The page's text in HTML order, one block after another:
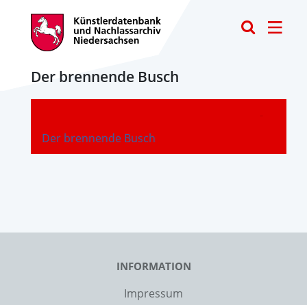
Der brennende Busch
Der brennende Busch
-
INFORMATION
Impressum